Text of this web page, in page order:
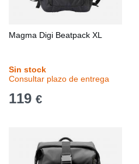
Magma Digi Beatpack XL
Sin stock
Consultar plazo de entrega
119 €